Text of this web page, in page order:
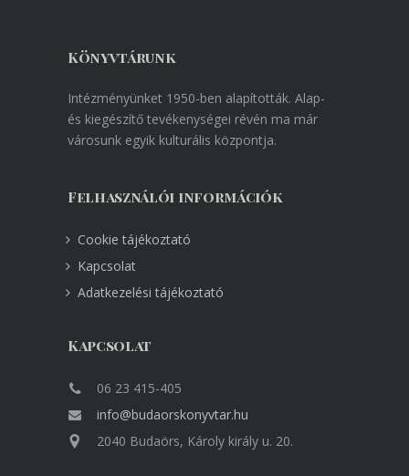
Könyvtárunk
Intézményünket 1950-ben alapították. Alap-
és kiegészítő tevékenységei révén ma már
városunk egyik kulturális központja.
Felhasználói információk
Cookie tájékoztató
Kapcsolat
Adatkezelési tájékoztató
Kapcsolat
06 23 415-405
info@budaorskonyvtar.hu
2040 Budaörs, Károly király u. 20.